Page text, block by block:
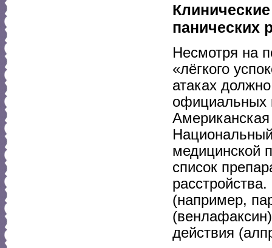
панических
Несмотря на
«лёгкого
атаках
официальных
медицинской
список
(например,
действия